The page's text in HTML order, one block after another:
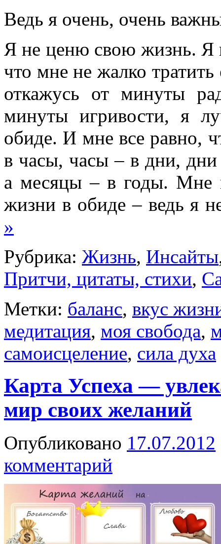
Ведь я очень, очень
Я не ценю свою жизнь. Я
что мне не жалко
откажусь от минуты
минуты игривости, я
обиде. И мне все равно,
в часы, часы – в дни,
а месяцы – в годы. Мне
жизни в обиде – ведь я
»
Рубрика: Жизнь, Инсайты
Притчи, цитаты, стихи,
Метки: баланс, вкус
медитация, моя свобода,
самоисцеление, сила духа
Карта Успеха —
мир своих желаний
Опубликовано 17.07.2012
комментарий